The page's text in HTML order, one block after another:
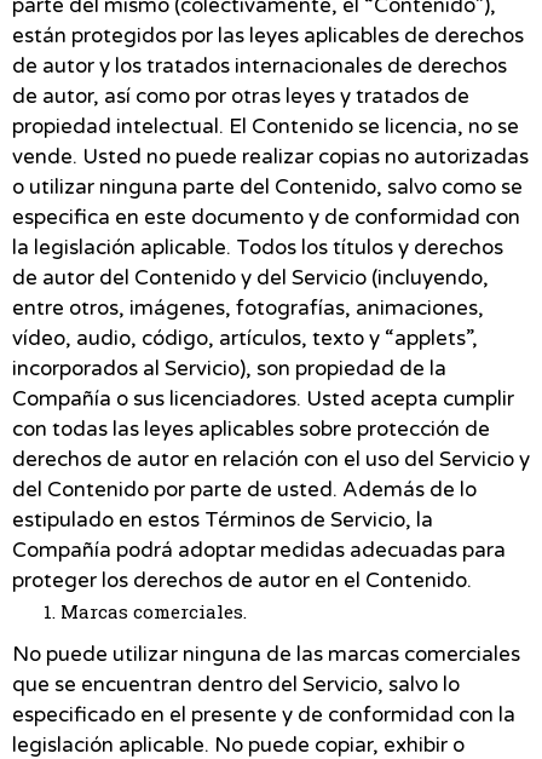
parte del mismo (colectivamente, el “Contenido”),
están protegidos por las leyes aplicables de derechos
de autor y los tratados internacionales de derechos
de autor, así como por otras leyes y tratados de
propiedad intelectual. El Contenido se licencia, no se
vende. Usted no puede realizar copias no autorizadas
o utilizar ninguna parte del Contenido, salvo como se
especifica en este documento y de conformidad con
la legislación aplicable. Todos los títulos y derechos
de autor del Contenido y del Servicio (incluyendo,
entre otros, imágenes, fotografías, animaciones,
vídeo, audio, código, artículos, texto y “applets”,
incorporados al Servicio), son propiedad de la
Compañía o sus licenciadores. Usted acepta cumplir
con todas las leyes aplicables sobre protección de
derechos de autor en relación con el uso del Servicio y
del Contenido por parte de usted. Además de lo
estipulado en estos Términos de Servicio, la
Compañía podrá adoptar medidas adecuadas para
proteger los derechos de autor en el Contenido.
Marcas comerciales.
No puede utilizar ninguna de las marcas comerciales
que se encuentran dentro del Servicio, salvo lo
especificado en el presente y de conformidad con la
legislación aplicable. No puede copiar, exhibir o